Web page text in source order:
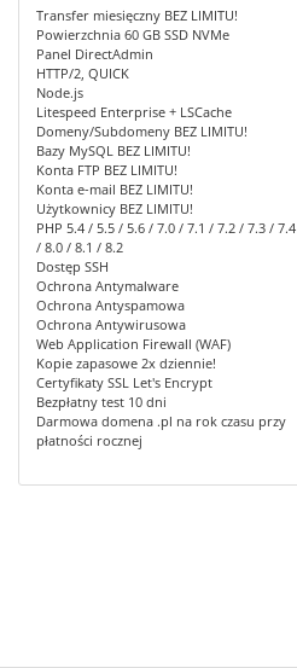
Transfer miesięczny BEZ LIMITU!
Powierzchnia 60 GB SSD NVMe
Panel DirectAdmin
HTTP/2, QUICK
Node.js
Litespeed Enterprise + LSCache
Domeny/Subdomeny BEZ LIMITU!
Bazy MySQL BEZ LIMITU!
Konta FTP BEZ LIMITU!
Konta e-mail BEZ LIMITU!
Użytkownicy BEZ LIMITU!
PHP 5.4 / 5.5 / 5.6 / 7.0 / 7.1 / 7.2 / 7.3 / 7.4
/ 8.0 / 8.1 / 8.2
Dostęp SSH
Ochrona Antymalware
Ochrona Antyspamowa
Ochrona Antywirusowa
Web Application Firewall (WAF)
Kopie zapasowe 2x dziennie!
Certyfikaty SSL Let's Encrypt
Bezpłatny test 10 dni
Darmowa domena .pl na rok czasu przy
płatności rocznej